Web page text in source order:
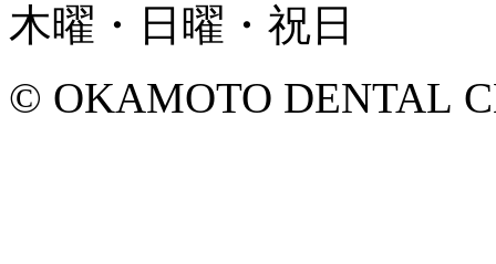
木曜・日曜・祝日
© OKAMOTO DENTAL